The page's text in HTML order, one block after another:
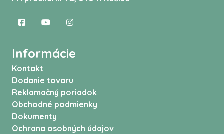
Informácie
Kontakt
Dodanie tovaru
Reklamačný poriadok
Obchodné podmienky
Dokumenty
Ochrana osobných údajov